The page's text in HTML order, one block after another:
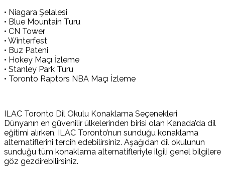
• Niagara Şelalesi
• Blue Mountain Turu
• CN Tower
• Winterfest
• Buz Pateni
• Hokey Maçı İzleme
• Stanley Park Turu
• Toronto Raptors NBA Maçı İzleme
ILAC Toronto Dil Okulu Konaklama Seçenekleri
Dünyanın en güvenilir ülkelerinden birisi olan Kanada’da dil
eğitimi alırken, ILAC Toronto’nun sunduğu konaklama
alternatiflerini tercih edebilirsiniz. Aşağıdan dil okulunun
sunduğu tüm konaklama alternatifleriyle ilgili genel bilgilere
göz gezdirebilirsiniz.